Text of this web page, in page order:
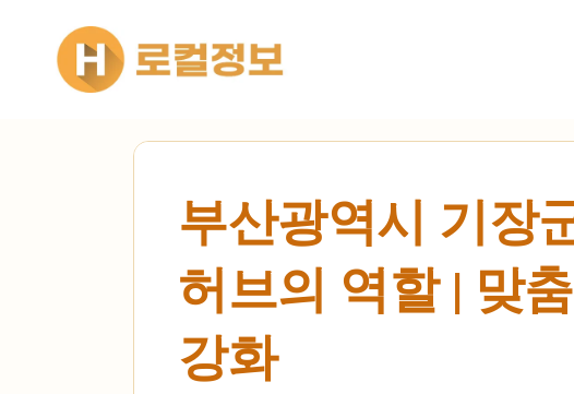
건너뛰기
부산광역시 기장
허브의 역할 | 맞
강화